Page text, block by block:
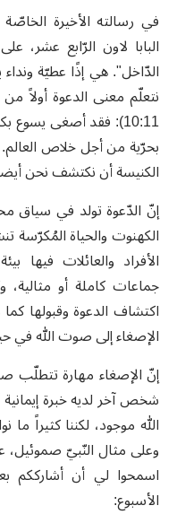
في رسالته الأخيرة
البابا لاون الرّابع
الدّاخل". هي إذًا عطيّة
نتعلّم معنى الدعوة أولاً
10:11): فقد أصغى يسوع
بحرّية من أجل خلاص العالم.
الكنيسة أن نكتشف نحن
إنّ الدّعوة تولد في سياق
الكهنوت والحياة المُكرّسة
الأفراد والعائلات فيها
جماعات كاملة أو مثالية،
اكتشاف الدعوة وقبولها
الإصغاء إلى صوت الله في
إنّ الإصغاء مهارة تتطلّب
شخص آخر لديه خبرة
الله موجود، لكننا كثيراً
وعلى مثال النّبيّ صموئيل،
اسمحوا لي أن أشارككم
الأسبوع: